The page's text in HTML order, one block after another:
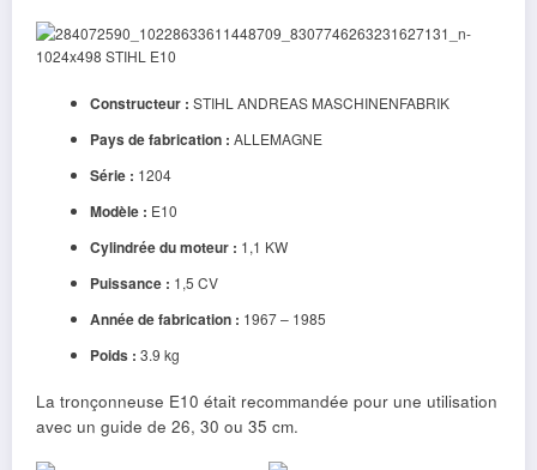
Constructeur : STIHL ANDREAS MASCHINENFABRIK
Pays de fabrication : ALLEMAGNE
Série : 1204
Modèle : E10
Cylindrée du moteur : 1,1 KW
Puissance : 1,5 CV
Année de fabrication : 1967 – 1985
Poids : 3.9 kg
La tronçonneuse E10 était recommandée pour une utilisation
avec un guide de 26, 30 ou 35 cm.